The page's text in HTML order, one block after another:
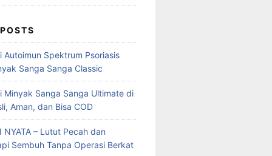
Autoimun Spektrum Psoriasis
Sanga Sanga Classic
Minyak Sanga Sanga Ultimate di
Aman, dan Bisa COD
NYATA – Lutut Pecah dan
Sembuh Tanpa Operasi Berkat